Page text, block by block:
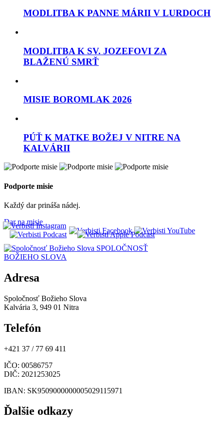
MODLITBA K PANNE MÁRII V LURDOCH
MODLITBA K SV. JOZEFOVI ZA
BLAŽENÚ SMRŤ
MISIE BOROMLAK 2026
PÚŤ K MATKE BOŽEJ V NITRE NA
KALVÁRII
Podporte misie
Každý dar prináša nádej.
Dar na misie
SPOLOČNOSŤ
BOŽIEHO SLOVA
Adresa
Spoločnosť Božieho Slova
Kalvária 3, 949 01 Nitra
Telefón
+421 37 / 77 69 411
IČO: 00586757
DIČ: 2021253025
IBAN: SK9509000000005029115971
Ďalšie odkazy